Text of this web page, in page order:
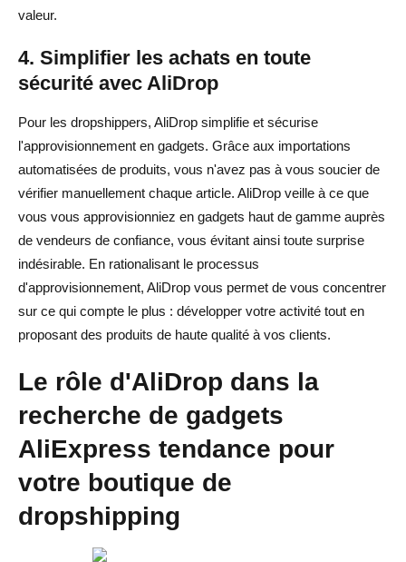
valeur.
4. Simplifier les achats en toute
sécurité avec AliDrop
Pour les dropshippers, AliDrop simplifie et sécurise
l'approvisionnement en gadgets. Grâce aux importations
automatisées de produits, vous n'avez pas à vous soucier de
vérifier manuellement chaque article. AliDrop veille à ce que
vous vous approvisionniez en gadgets haut de gamme auprès
de vendeurs de confiance, vous évitant ainsi toute surprise
indésirable. En rationalisant le processus
d'approvisionnement, AliDrop vous permet de vous concentrer
sur ce qui compte le plus : développer votre activité tout en
proposant des produits de haute qualité à vos clients.
Le rôle d'AliDrop dans la
recherche de gadgets
AliExpress tendance pour
votre boutique de
dropshipping